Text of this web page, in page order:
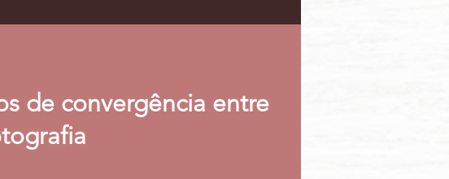
de convergência entre